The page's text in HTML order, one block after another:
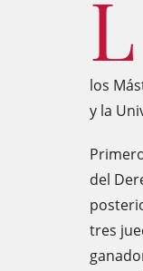
L
los
y la
del
tres